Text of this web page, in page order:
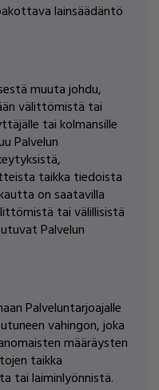
lainsäädäntö
muuta johdu,
välittömistä tai
tai kolmansille
Palvelun
taikka tiedoista
on saatavilla
tai välillisistä
Palvelun
Palveluntarjoajalle
vahingon, joka
määräysten
taikka
tai laiminlyönnistä.